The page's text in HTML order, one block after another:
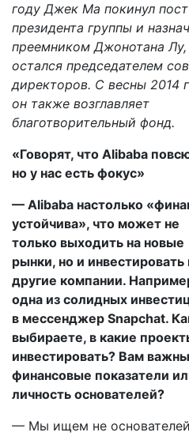
году Джек Ма покинул пост
президента группы и
преемником Джонотана
остался председателем
директоров. С весны 2014
он также возглавляет
благотворительный фонд.
«Говорят, что Alibaba
но у нас есть фокус»
— Alibaba настолько
устойчива», что может не
только выходить на новые
рынки, но и инвестировать
другие компании.
одна из солидных
в мессенджер Snapchat.
выбираете, в какие
инвестировать? Вам важны
финансовые показатели
личность основателей?
— Мы ищем не